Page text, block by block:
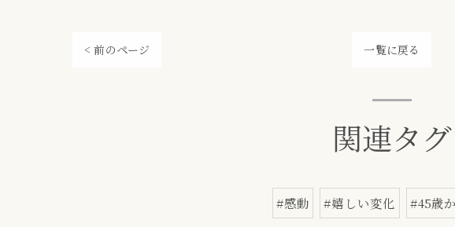
< 前のページ 一覧に戻る
関連タグ
#感動 #嬉しい変化 #45歳